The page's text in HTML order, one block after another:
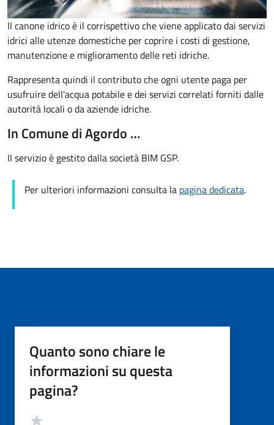
Il canone idrico è il corrispettivo che viene applicato dai servizi
idrici alle utenze domestiche per coprire i costi di gestione,
manutenzione e miglioramento delle reti idriche.
Rappresenta quindi il contributo che ogni utente paga per
usufruire dell'acqua potabile e dei servizi correlati forniti dalle
autorità locali o da aziende idriche.
In Comune di Agordo …
Il servizio è gestito dalla società BIM GSP.
Per ulteriori informazioni consulta la pagina dedicata.
Quanto sono chiare le
informazioni su questa
pagina?
Valutazione